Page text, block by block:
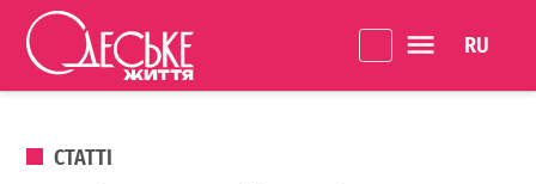
Перейти до вмісту
Життя
ОПУБЛІКОВАНО В
СТАТТІ